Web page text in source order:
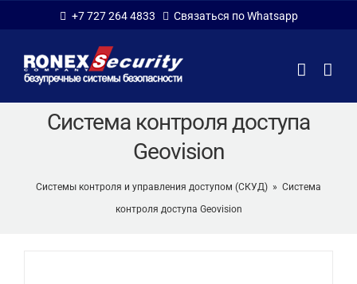
content
+7 727 264 4833 Связаться по Whatsapp
Система контроля доступа
Geovision
Системы контроля и управления доступом (СКУД) » Система
контроля доступа Geovision